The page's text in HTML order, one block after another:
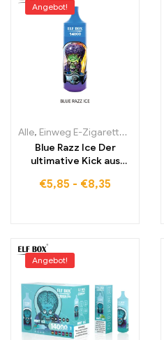
Angebot!
Alle, Einweg E-Zigaretten
Blue Razz Ice Der
ultimative Kick aus
Himbeere mit eisiger
€5,85 - €8,35
Angebot!